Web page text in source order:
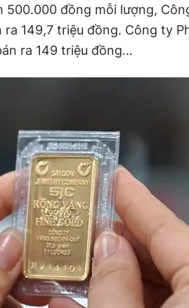
500.000 đồng mỗi lượng,
149,7 triệu đồng. Công ty
ra 149 triệu đồng…